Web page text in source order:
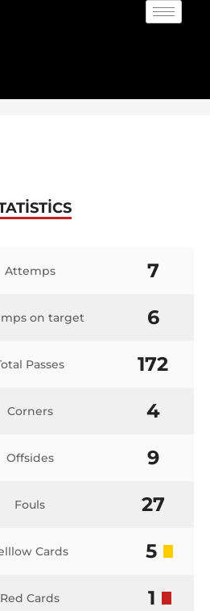
Attemps
7
on target
6
Passes
172
Corners
4
Offsides
9
Fouls
27
Cards
5
Red Cards 1